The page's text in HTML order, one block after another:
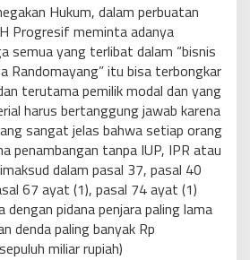
Hukum, dalam perbuatan
Progresif meminta adanya
semua yang terlibat dalam “bisnis
Randomayang” itu bisa terbongkar
terutama pemilik modal dan yang
harus bertanggung jawab karena
sangat jelas bahwa setiap orang
penambangan tanpa IUP, IPR atau
dalam pasal 37, pasal 40
67 ayat (1), pasal 74 ayat (1)
pidana penjara paling lama
denda paling banyak Rp
miliar rupiah)